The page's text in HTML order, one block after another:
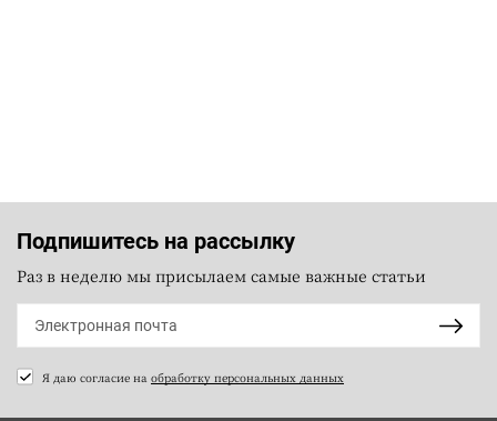
Подпишитесь на рассылку
Раз в неделю мы присылаем самые важные статьи
Я даю согласие на обработку персональных данных